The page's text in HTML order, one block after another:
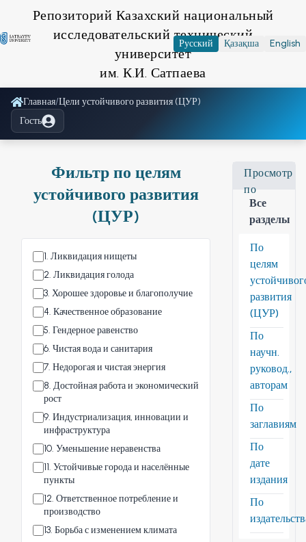
Репозиторий Казахский национальный
исследовательский технический
университет
им. К.И. Сатпаева
Русский Қазақша English
Главная/Цели устойчивого развития (ЦУР)
Гость
Фильтр по целям
устойчивого развития
(ЦУР)
1. Ликвидация нищеты
2. Ликвидация голода
3. Хорошее здоровье и благополучие
4. Качественное образование
5. Гендерное равенство
6. Чистая вода и санитария
7. Недорогая и чистая энергия
8. Достойная работа и экономический
рост
9. Индустриализация, инновации и
инфраструктура
10. Уменьшение неравенства
11. Устойчивые города и населённые
пункты
12. Ответственное потребление и
производство
13. Борьба с изменением климата
Просмотр
по
Все
разделы
По
целям
развития
(ЦУР)
По
научн.
руковод.,
авторам
По
заглавиям
По
дате
издания
По